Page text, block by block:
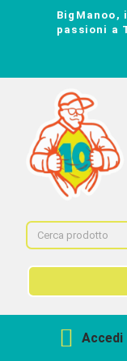
BigManoo,
passioni a
Accedi